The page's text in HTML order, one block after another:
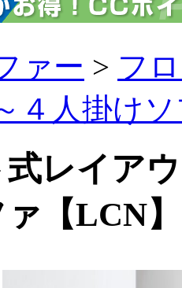
ァー > フ
４人掛け
レイア
【LCN】